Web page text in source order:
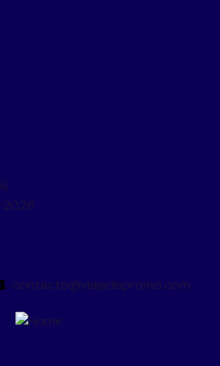
2026
contacto@viajedepromo.com